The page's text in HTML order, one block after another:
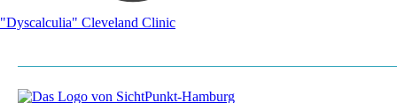
"Dyscalculia" Cleveland Clinic